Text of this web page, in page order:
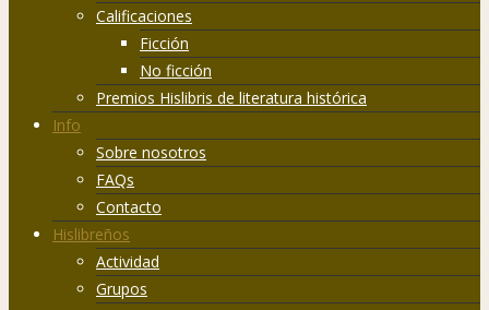
Calificaciones
Ficción
No ficción
Premios Hislibris de literatura histórica
Info
Sobre nosotros
FAQs
Contacto
Hislibreños
Actividad
Grupos